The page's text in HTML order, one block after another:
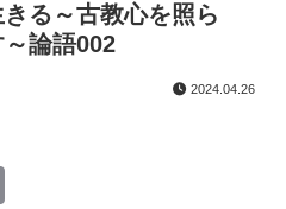
る～古教心を照ら
論語002
2024.04.26